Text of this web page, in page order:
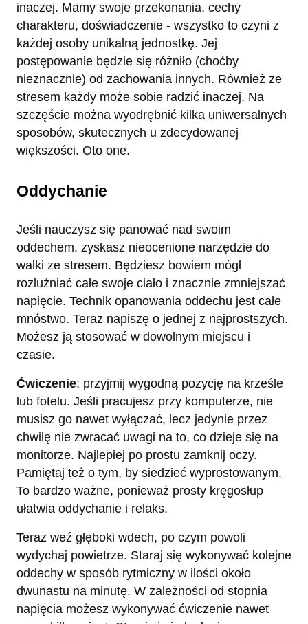
inaczej. Mamy swoje przekonania, cechy
charakteru, doświadczenie - wszystko to czyni z
każdej osoby unikalną jednostkę. Jej
postępowanie będzie się różniło (choćby
nieznacznie) od zachowania innych. Również ze
stresem każdy może sobie radzić inaczej. Na
szczęście można wyodrębnić kilka uniwersalnych
sposobów, skutecznych u zdecydowanej
większości. Oto one.
Oddychanie
Jeśli nauczysz się panować nad swoim
oddechem, zyskasz nieocenione narzędzie do
walki ze stresem. Będziesz bowiem mógł
rozluźniać całe swoje ciało i znacznie zmniejszać
napięcie. Technik opanowania oddechu jest całe
mnóstwo. Teraz napiszę o jednej z najprostszych.
Możesz ją stosować w dowolnym miejscu i
czasie.
Ćwiczenie: przyjmij wygodną pozycję na krześle
lub fotelu. Jeśli pracujesz przy komputerze, nie
musisz go nawet wyłączać, lecz jedynie przez
chwilę nie zwracać uwagi na to, co dzieje się na
monitorze. Najlepiej po prostu zamknij oczy.
Pamiętaj też o tym, by siedzieć wyprostowanym.
To bardzo ważne, ponieważ prosty kręgosłup
ułatwia oddychanie i relaks.
Teraz weź głęboki wdech, po czym powoli
wydychaj powietrze. Staraj się wykonywać kolejne
oddechy w sposób rytmiczny w ilości około
dwunastu na minutę. W zależności od stopnia
napięcia możesz wykonywać ćwiczenie nawet